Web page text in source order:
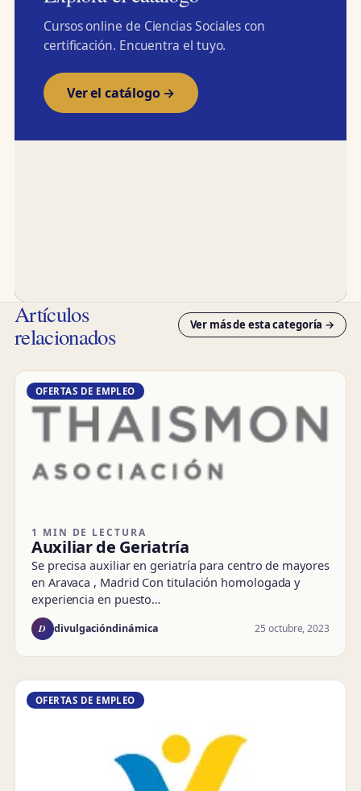
Cursos online de Ciencias Sociales con
certificación. Encuentra el tuyo.
Ver el catálogo →
Artículos
relacionados Ver más de esta categoría →
OFERTAS DE EMPLEO
1 MIN DE LECTURA
Auxiliar de Geriatría
Se precisa auxiliar en geriatría para centro de mayores
en Aravaca , Madrid Con titulación homologada y
experiencia en puesto…
D divulgacióndinámica 25 octubre, 2023
OFERTAS DE EMPLEO